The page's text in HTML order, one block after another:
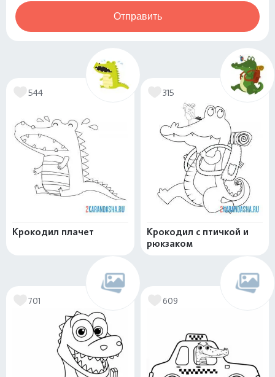
Отправить
544
Крокодил плачет
315
Крокодил с птичкой и
рюкзаком
701 609